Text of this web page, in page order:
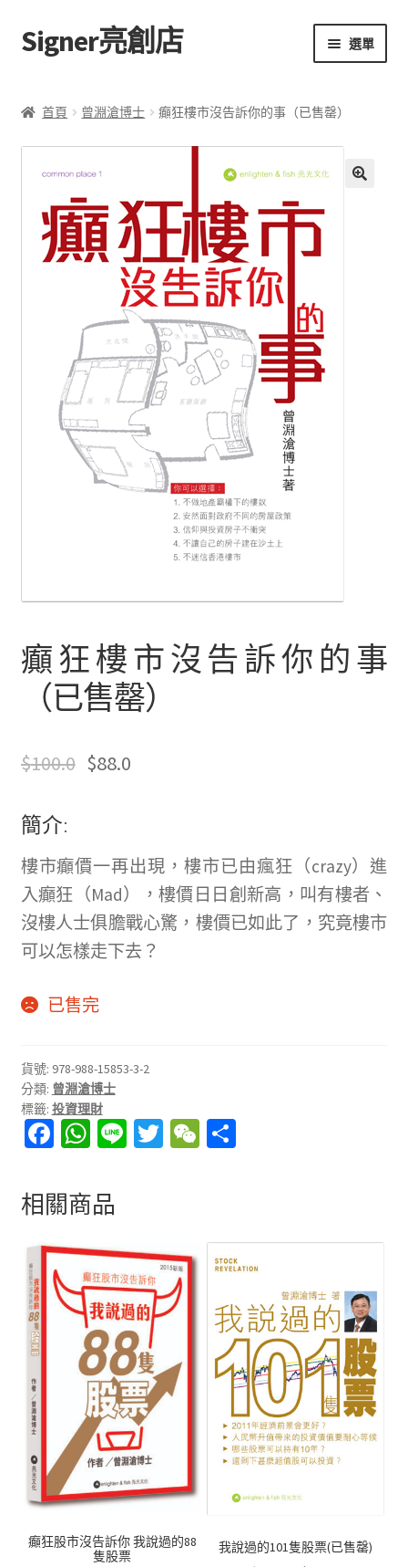
跳
至
覽
跳
至
要
容
Signer亮創店 選單
學校選書（小學）
學校選書（中學）
「此時此地 看見亮光」2025特展
聯絡我們+郵費
首頁 曾淵滄博士 癲狂樓市沒告訴你的事（已售罄）
癲狂樓市沒告訴你的事
（已售罄）
$100.0 $88.0
簡介:
樓市癲價一再出現，樓市已由瘋狂（crazy）進
入癲狂（Mad），樓價日日創新高，叫有樓者、
沒樓人士俱膽戰心驚，樓價已如此了，究竟樓市
可以怎樣走下去？
已售完
貨號: 978-988-15853-3-2
分類: 曾淵滄博士
標籤: 投資理財
Fa
b
o
o
k
W
at
sA
p
p
Li T W
at
分
相關商品
癲狂股市沒告訴你 我說過的88
隻股票
我說過的101隻股票(已售罄)